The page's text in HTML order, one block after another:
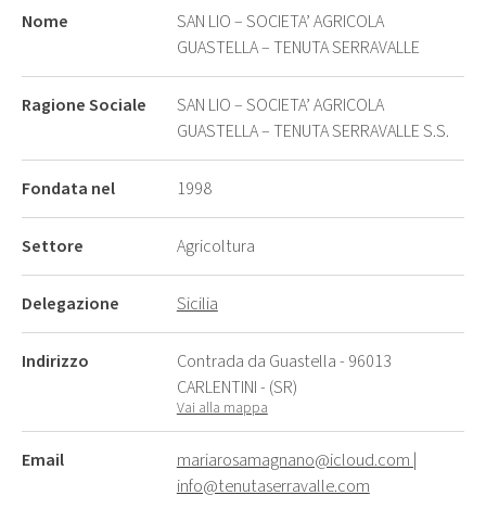
Nome
SAN LIO – SOCIETA’ AGRICOLA
GUASTELLA – TENUTA SERRAVALLE
Ragione Sociale
SAN LIO – SOCIETA’ AGRICOLA
GUASTELLA – TENUTA SERRAVALLE S.S.
Fondata nel 1998
Settore Agricoltura
Delegazione Sicilia
Indirizzo
Contrada da Guastella - 96013
CARLENTINI - (SR)
Vai alla mappa
Email
mariarosamagnano@icloud.com |
info@tenutaserravalle.com